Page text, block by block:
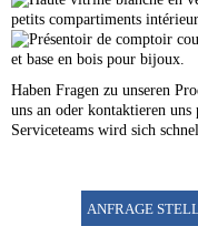
Haben Fragen zu unseren
uns an oder kontaktieren
Serviceteams wird sich
ANFRAGE